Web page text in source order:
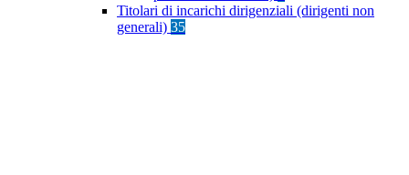
Titolari di incarichi dirigenziali (dirigenti non
generali) 35